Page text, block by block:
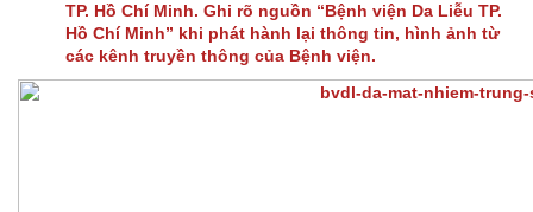
TP. Hồ Chí Minh. Ghi rõ nguồn “Bệnh viện Da Liễu TP.
Hồ Chí Minh” khi phát hành lại thông tin, hình ảnh từ
các kênh truyền thông của Bệnh viện.